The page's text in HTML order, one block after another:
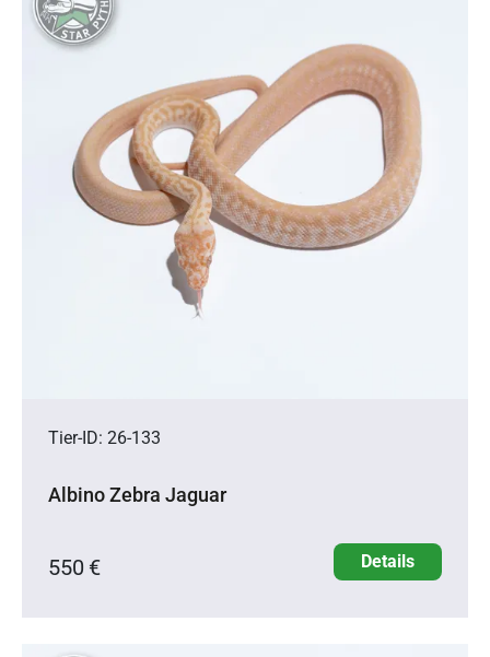
Tier-ID: 26-133
Albino Zebra Jaguar
550 € Details